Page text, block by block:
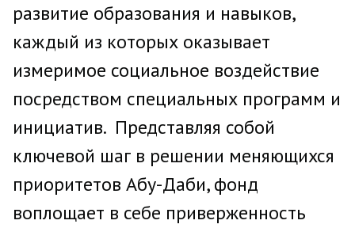
развитие образования и навыков,
каждый из которых оказывает
измеримое социальное воздействие
посредством специальных программ и
инициатив. Представляя собой
ключевой шаг в решении меняющихся
приоритетов Абу-Даби, фонд
воплощает в себе приверженность